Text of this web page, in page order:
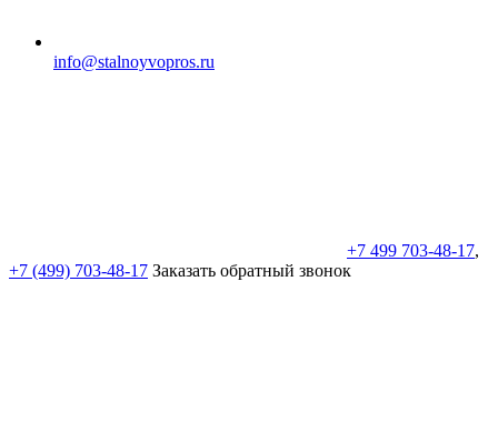
info@stalnoyvopros.ru
+7 499 703-48-17,
+7 (499) 703-48-17 Заказать обратный звонок